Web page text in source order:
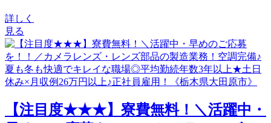
詳しく
見る
【注目度★★★】寮費無料！＼活躍中・